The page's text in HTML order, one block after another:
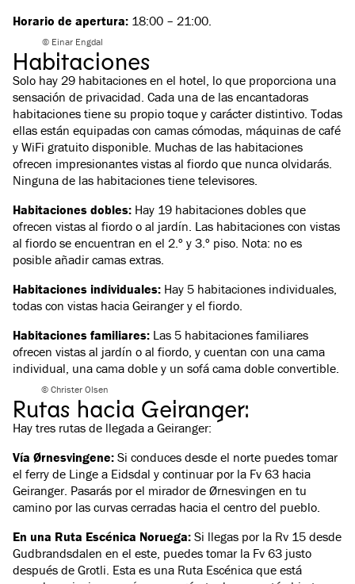
Horario de apertura: 18:00 – 21:00.
© Einar Engdal
Habitaciones
Solo hay 29 habitaciones en el hotel, lo que proporciona una
sensación de privacidad. Cada una de las encantadoras
habitaciones tiene su propio toque y carácter distintivo. Todas
ellas están equipadas con camas cómodas, máquinas de café
y WiFi gratuito disponible. Muchas de las habitaciones
ofrecen impresionantes vistas al fiordo que nunca olvidarás.
Ninguna de las habitaciones tiene televisores.
Habitaciones dobles: Hay 19 habitaciones dobles que
ofrecen vistas al fiordo o al jardín. Las habitaciones con vistas
al fiordo se encuentran en el 2.º y 3.º piso. Nota: no es
posible añadir camas extras.
Habitaciones individuales: Hay 5 habitaciones individuales,
todas con vistas hacia Geiranger y el fiordo.
Habitaciones familiares: Las 5 habitaciones familiares
ofrecen vistas al jardín o al fiordo, y cuentan con una cama
individual, una cama doble y un sofá cama doble convertible.
© Christer Olsen
Rutas hacia Geiranger:
Hay tres rutas de llegada a Geiranger:
Vía Ørnesvingene: Si conduces desde el norte puedes tomar
el ferry de Linge a Eidsdal y continuar por la Fv 63 hacia
Geiranger. Pasarás por el mirador de Ørnesvingen en tu
camino por las curvas cerradas hacia el centro del pueblo.
En una Ruta Escénica Noruega: Si llegas por la Rv 15 desde
Gudbrandsdalen en el este, puedes tomar la Fv 63 justo
después de Grotli. Esta es una Ruta Escénica que está